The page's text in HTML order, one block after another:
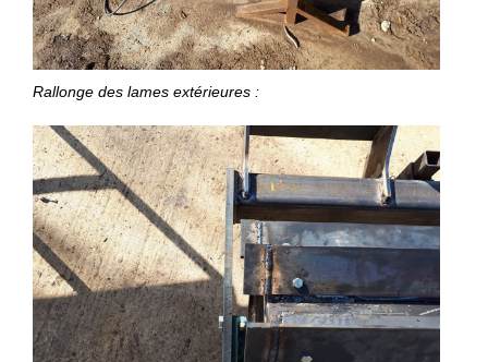
Rallonge des lames extérieures :